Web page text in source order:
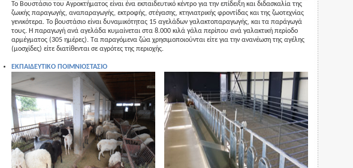
Το Βουστάσιο του Αγροκτήματος είναι ένα εκπαιδευτικό κέντρο για την επίδειξη και διδασκαλία της
ζωικής παραγωγής, αναπαραγωγής, εκτροφής, στέγασης, κτηνιατρικής φροντίδας και της ζωοτεχνίας
γενικότερα. Το βουστάσιο είναι δυναμικότητας 15 αγελάδων γαλακτοπαραγωγής, και τα παράγωγά
τους. Η παραγωγή ανά αγελάδα κυμαίνεται στα 8.000 κιλά γάλα περίπου ανά γαλακτική περίοδο
αρμέγματος (305 ημέρες). Τα παραγόμενα ζώα χρησιμοποιούνται είτε για την ανανέωση της αγέλης
(μοσχίδες) είτε διατίθενται σε αγρότες της περιοχής.
ΕΚΠΑΙΔΕΥΤΙΚΟ ΠΟΙΜΝΙΟΣΤΑΣΙΟ